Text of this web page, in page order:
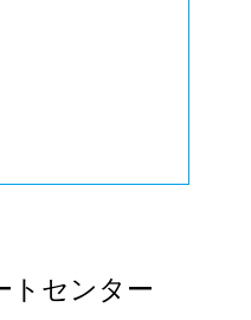
トセンター